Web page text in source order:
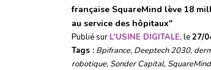
française SquareMind lève 18
au service des hôpitaux"
Publié sur L'USINE DIGITALE, le27/
Tags : Bpifrance, Deeptech 2030,
robotique, Sonder Capital, SquareMind